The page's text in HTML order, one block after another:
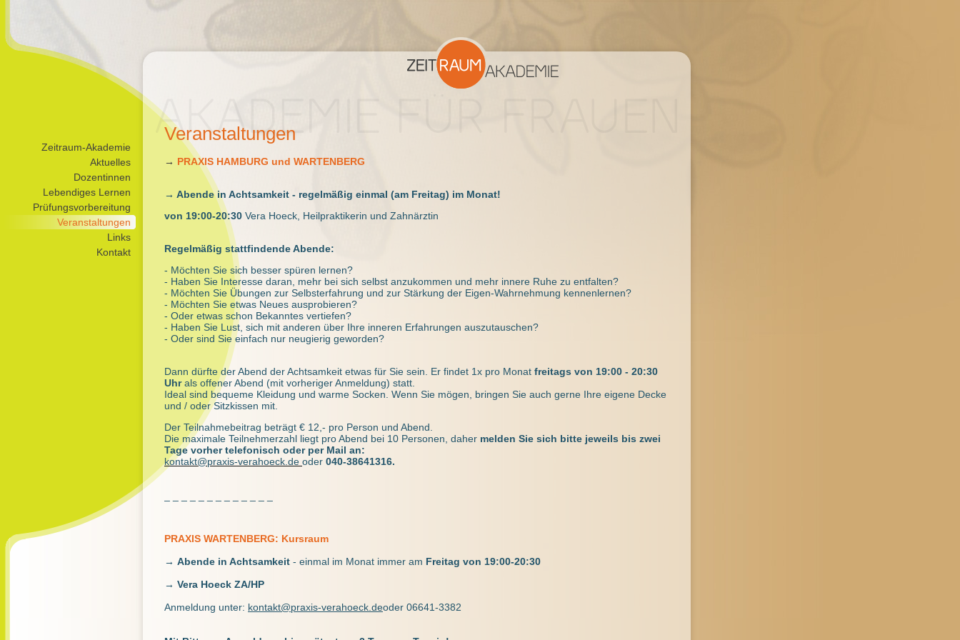
überspringenZeitraum-Akademie
Aktuelles
Dozentinnen
Lebendiges Lernen
Prüfungsvorbereitung
Veranstaltungen
Links
Kontakt
Veranstaltungen
→ PRAXIS HAMBURG und WARTENBERG
→ Abende in Achtsamkeit - regelmäßig einmal (am Freitag) im Monat!
von 19:00-20:30 Vera Hoeck, Heilpraktikerin und Zahnärztin
Regelmäßig stattfindende Abende:
- Möchten Sie sich besser spüren lernen?
- Haben Sie Interesse daran, mehr bei sich selbst anzukommen und mehr innere Ruhe zu entfalten?
- Möchten Sie Übungen zur Selbsterfahrung und zur Stärkung der Eigen-Wahrnehmung kennenlernen?
- Möchten Sie etwas Neues ausprobieren?
- Oder etwas schon Bekanntes vertiefen?
- Haben Sie Lust, sich mit anderen über Ihre inneren Erfahrungen auszutauschen?
- Oder sind Sie einfach nur neugierig geworden?
Dann dürfte der Abend der Achtsamkeit etwas für Sie sein. Er findet 1x pro Monat freitags von 19:00 - 20:30
Uhrals offener Abend (mit vorheriger Anmeldung) statt.
Ideal sind bequeme Kleidung und warme Socken. Wenn Sie mögen, bringen Sie auch gerne Ihre eigene Decke
und / oder Sitzkissen mit.
Der Teilnahmebeitrag beträgt € 12,- pro Person und Abend.
Die maximale Teilnehmerzahl liegt pro Abend bei 10 Personen, daher melden Sie sich bitte jeweils bis zwei
Tage vorher telefonisch oder per Mail an:
kontakt@praxis-verahoeck.de oder 040-38641316.
PRAXIS WARTENBERG: Kursraum
→ Abende in Achtsamkeit - einmal im Monat immer am Freitag von 19:00-20:30
→ Vera Hoeck ZA/HP
Anmeldung unter: kontakt@praxis-verahoeck.deoder 06641-3382